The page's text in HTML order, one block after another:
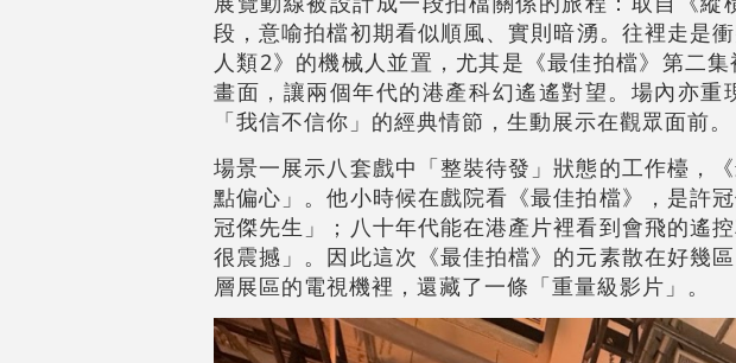
段，意喻拍檔初期看似順風、實則暗湧。往裡走
人類2》的機械人並置，尤其是《最佳拍檔》第二
畫面，讓兩個年代的港產科幻遙遙對望。場內亦重
「我信不信你」的經典情節，生動展示在觀眾面前。
場景一展示八套戲中「整裝待發」狀態的工作檯，
點偏心」。他小時候在戲院看《最佳拍檔》，是許
冠傑先生」；八十年代能在港產片裡看到會飛的遙
很震撼」。因此這次《最佳拍檔》的元素散在好幾
層展區的電視機裡，還藏了一條「重量級影片」。